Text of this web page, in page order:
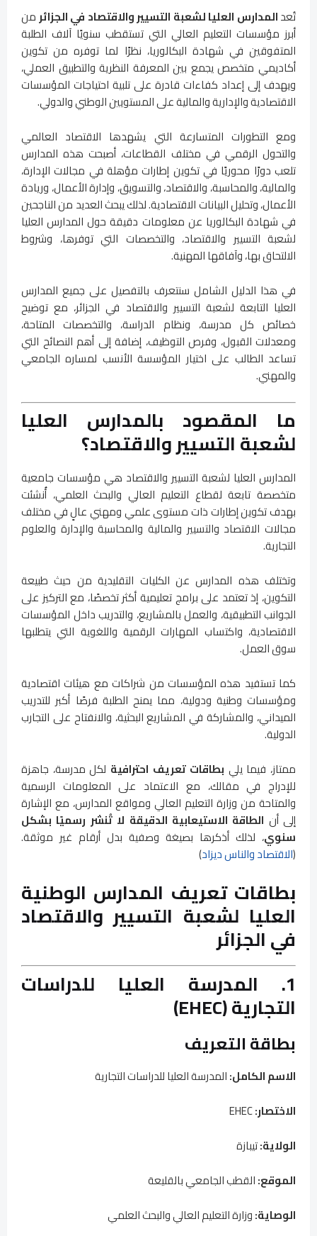
تُعدالمدارس العليا لشعبة التسيير والاقتصاد في الجزائر من
أبرز مؤسسات التعليم العالي التي تستقطب سنويًا آلاف الطلبة
المتفوقين في شهادة البكالوريا، نظرًا لما توفره من تكوين
أكاديمي متخصص يجمع بين المعرفة النظرية والتطبيق العملي،
ويهدف إلى إعداد كفاءات قادرة على تلبية احتياجات المؤسسات
الاقتصادية والإدارية والمالية على المستويين الوطني والدولي.
ومع التطورات المتسارعة التي يشهدها الاقتصاد العالمي
والتحول الرقمي في مختلف القطاعات، أصبحت هذه المدارس
تلعب دورًا محوريًا في تكوين إطارات مؤهلة في مجالات الإدارة،
والمالية، والمحاسبة، والاقتصاد، والتسويق، وإدارة الأعمال، وريادة
الأعمال، وتحليل البيانات الاقتصادية. لذلك يبحث العديد من الناجحين
في شهادة البكالوريا عن معلومات دقيقة حول المدارس العليا
لشعبة التسيير والاقتصاد، والتخصصات التي توفرها، وشروط
الالتحاق بها، وآفاقها المهنية.
في هذا الدليل الشامل سنتعرف بالتفصيل على جميع المدارس
العليا التابعة لشعبة التسيير والاقتصاد في الجزائر، مع توضيح
خصائص كل مدرسة، ونظام الدراسة، والتخصصات المتاحة،
ومعدلات القبول، وفرص التوظيف، إضافة إلى أهم النصائح التي
تساعد الطالب على اختيار المؤسسة الأنسب لمساره الجامعي
والمهني.
ما المقصود بالمدارس العليا
لشعبة التسيير والاقتصاد؟
المدارس العليا لشعبة التسيير والاقتصاد هي مؤسسات جامعية
متخصصة تابعة لقطاع التعليم العالي والبحث العلمي، أُنشئت
بهدف تكوين إطارات ذات مستوى علمي ومهني عالٍ في مختلف
مجالات الاقتصاد والتسيير والمالية والمحاسبة والإدارة والعلوم
التجارية.
وتختلف هذه المدارس عن الكليات التقليدية من حيث طبيعة
التكوين، إذ تعتمد على برامج تعليمية أكثر تخصصًا، مع التركيز على
الجوانب التطبيقية، والعمل بالمشاريع، والتدريب داخل المؤسسات
الاقتصادية، واكتساب المهارات الرقمية واللغوية التي يتطلبها
سوق العمل.
كما تستفيد هذه المؤسسات من شراكات مع هيئات اقتصادية
ومؤسسات وطنية ودولية، مما يمنح الطلبة فرصًا أكبر للتدريب
الميداني، والمشاركة في المشاريع البحثية، والانفتاح على التجارب
الدولية.
ممتاز، فيما يلي بطاقات تعريف احترافية لكل مدرسة، جاهزة
للإدراج في مقالك، مع الاعتماد على المعلومات الرسمية
والمتاحة من وزارة التعليم العالي ومواقع المدارس، مع الإشارة
إلى أن الطاقة الاستيعابية الدقيقة لا تُنشر رسميًا بشكل
سنوي، لذلك أذكرها بصيغة وصفية بدل أرقام غير موثقة.
(الاقتصاد والناس ديزاد)
بطاقات تعريف المدارس الوطنية
العليا لشعبة التسيير والاقتصاد
في الجزائر
1. المدرسة العليا للدراسات
التجارية (EHEC)
بطاقة التعريف
الاسم الكامل:المدرسة العليا للدراسات التجارية
الاختصار:
الولاية:تيبازة
الموقع:القطب الجامعي بالقليعة
الوصاية:وزارة التعليم العالي والبحث العلمي